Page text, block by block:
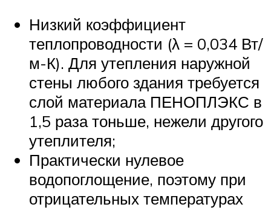
Низкий коэффициент
теплопроводности (λ = 0,034 Вт/
м-К). Для утепления наружной
стены любого здания требуется
слой материала ПЕНОПЛЭКС в
1,5 раза тоньше, нежели другого
утеплителя;
Практически нулевое
водопоглощение, поэтому при
отрицательных температурах